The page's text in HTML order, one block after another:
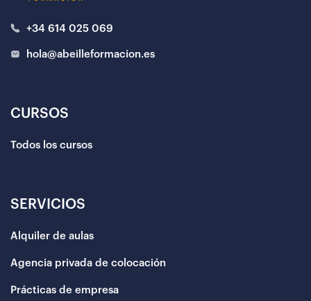
+34 614 025 069
hola@abeilleformacion.es
CURSOS
Todos los cursos
SERVICIOS
Alquiler de aulas
Agencia privada de colocación
Prácticas de empresa